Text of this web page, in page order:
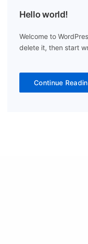
Hello world!
Welcome to
delete it, then start
Continue